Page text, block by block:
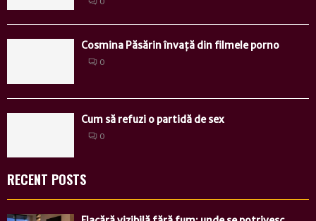
Cosmina Păsărin învață din filmele porno
0
Cum să refuzi o partidă de sex
0
RECENT POSTS